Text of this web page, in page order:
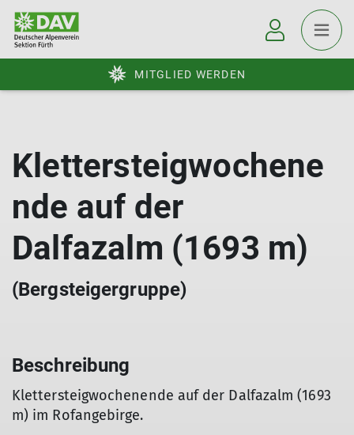
MITGLIED WERDEN
Klettersteigwochene
nde auf der
Dalfazalm (1693 m)
(Bergsteigergruppe)
Beschreibung
Klettersteigwochenende auf der Dalfazalm (1693
m) im Rofangebirge.